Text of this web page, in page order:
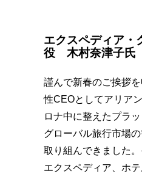
エクスペディア・
役 木村奈津子氏
謹んで新春のご挨拶
性CEOとしてアリア
ロナ中に整えたプラ
グローバル旅行市場
取り組んできました
エクスペディア、ホ